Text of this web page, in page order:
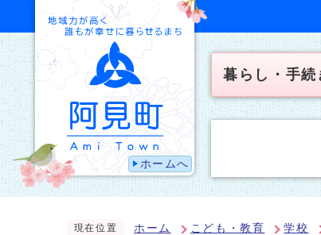
ホームへ
暮らし・手続
現在位置 ホーム こども・教育 学校